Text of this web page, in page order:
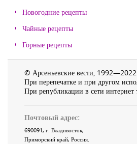
Новогодние рецепты
Чайные рецепты
Горные рецепты
© Арсеньевские вести,
При перепечатке и при другом
При републикации в сети интернет
Почтовый адрес:
690091, г. Владивосток,
Приморский край, Россия.